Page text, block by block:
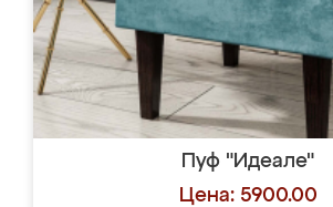
Пуф "Идеале"
Цена: 5900.00